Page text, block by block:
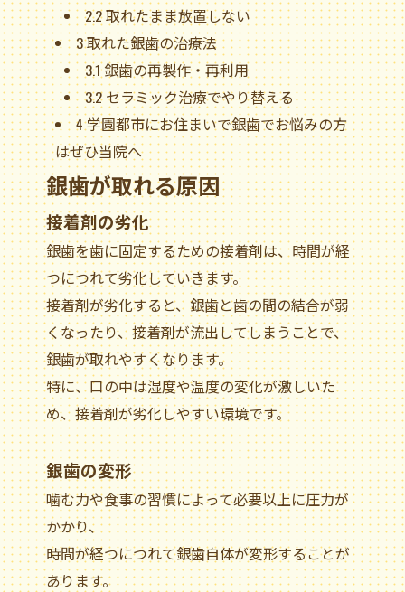
2.2取れたまま放置しない
3取れた銀歯の治療法
3.1銀歯の再製作・再利用
3.2セラミック治療でやり替える
4学園都市にお住まいで銀歯でお悩みの方
はぜひ当院へ
銀歯が取れる原因
接着剤の劣化
銀歯を歯に固定するための接着剤は、時間が経
つにつれて劣化していきます。
接着剤が劣化すると、銀歯と歯の間の結合が弱
くなったり、接着剤が流出してしまうことで、
銀歯が取れやすくなります。
特に、口の中は湿度や温度の変化が激しいた
め、接着剤が劣化しやすい環境です。
銀歯の変形
噛む力や食事の習慣によって必要以上に圧力が
かかり、
時間が経つにつれて銀歯自体が変形することが
あります。